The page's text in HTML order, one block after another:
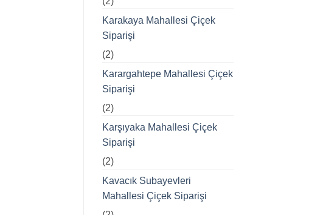
Karakaya Mahallesi Çiçek
Siparişi
(2)
Karargahtepe Mahallesi Çiçek
Siparişi
(2)
Karşıyaka Mahallesi Çiçek
Siparişi
(2)
Kavacık Subayevleri
Mahallesi Çiçek Siparişi